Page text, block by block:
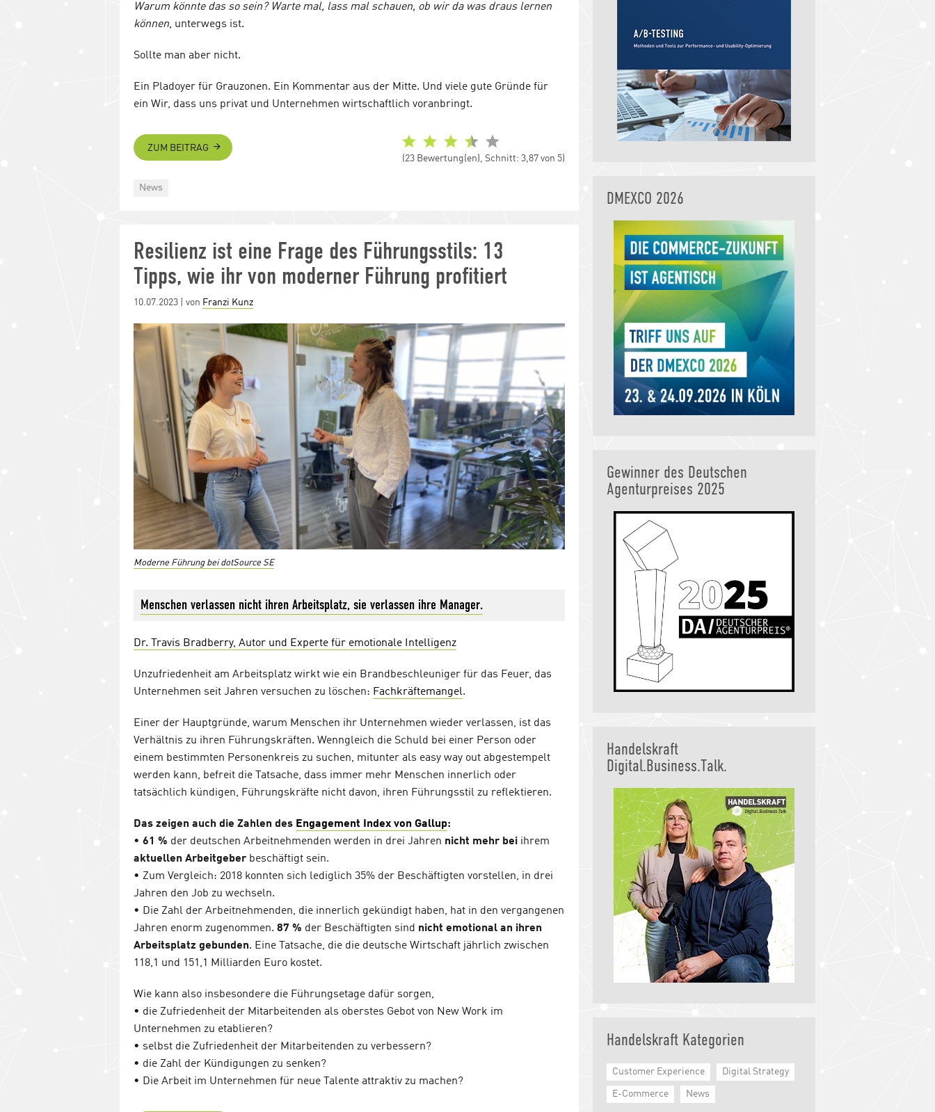
Warum könnte das so sein? Warte mal, lass mal schauen, ob wir da was draus lernen
können, unterwegs ist.
Sollte man aber nicht.
Ein Pladoyer für Grauzonen. Ein Kommentar aus der Mitte. Und viele gute Gründe für
ein Wir, dass uns privat und Unternehmen wirtschaftlich voranbringt.
ZUM BEITRAG
(23 Bewertung(en), Schnitt: 3,87 von 5)
Categories
News
Resilienz ist eine Frage des Führungsstils: 13
Tipps, wie ihr von moderner Führung profitiert
Posted
10.07.2023 | von Franzi Kunz
Moderne Führung bei dotSource SE
Menschen verlassen nicht ihren Arbeitsplatz, sie verlassen ihre Manager.
Dr. Travis Bradberry, Autor und Experte für emotionale Intelligenz
Unzufriedenheit am Arbeitsplatz wirkt wie ein Brandbeschleuniger für das Feuer, das
Unternehmen seit Jahren versuchen zu löschen: Fachkräftemangel.
Einer der Hauptgründe, warum Menschen ihr Unternehmen wieder verlassen, ist das
Verhältnis zu ihren Führungskräften. Wenngleich die Schuld bei einer Person oder
einem bestimmten Personenkreis zu suchen, mitunter als easy way out abgestempelt
werden kann, befreit die Tatsache, dass immer mehr Menschen innerlich oder
tatsächlich kündigen, Führungskräfte nicht davon, ihren Führungsstil zu reflektieren.
Das zeigen auch die Zahlen des Engagement Index von Gallup:
• 61 % der deutschen Arbeitnehmenden werden in drei Jahren nicht mehr bei ihrem
aktuellen Arbeitgeber beschäftigt sein.
• Zum Vergleich: 2018 konnten sich lediglich 35% der Beschäftigten vorstellen, in drei
Jahren den Job zu wechseln.
• Die Zahl der Arbeitnehmenden, die innerlich gekündigt haben, hat in den vergangenen
Jahren enorm zugenommen. 87 % der Beschäftigten sind nicht emotional an ihren
Arbeitsplatz gebunden. Eine Tatsache, die die deutsche Wirtschaft jährlich zwischen
118,1 und 151,1 Milliarden Euro kostet.
Wie kann also insbesondere die Führungsetage dafür sorgen,
• die Zufriedenheit der Mitarbeitenden als oberstes Gebot von New Work im
Unternehmen zu etablieren?
• selbst die Zufriedenheit der Mitarbeitenden zu verbessern?
• die Zahl der Kündigungen zu senken?
• Die Arbeit im Unternehmen für neue Talente attraktiv zu machen?
DMEXCO 2026
Gewinner des Deutschen
Agenturpreises 2025
Handelskraft
Digital.Business.Talk.
Handelskraft Kategorien
Customer Experience Digital Strategy
E-Commerce News